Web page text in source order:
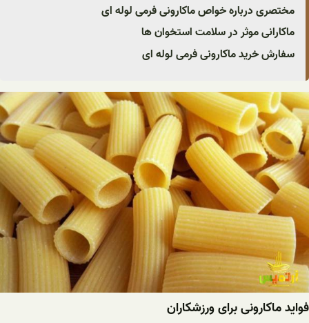
مختصری درباره خواص ماکارونی فرمی لوله ای
ماکارانی موثر در سلامت استخوان ها
سفارش خرید ماکارونی فرمی لوله ای
فواید ماکارونی برای ورزشکاران